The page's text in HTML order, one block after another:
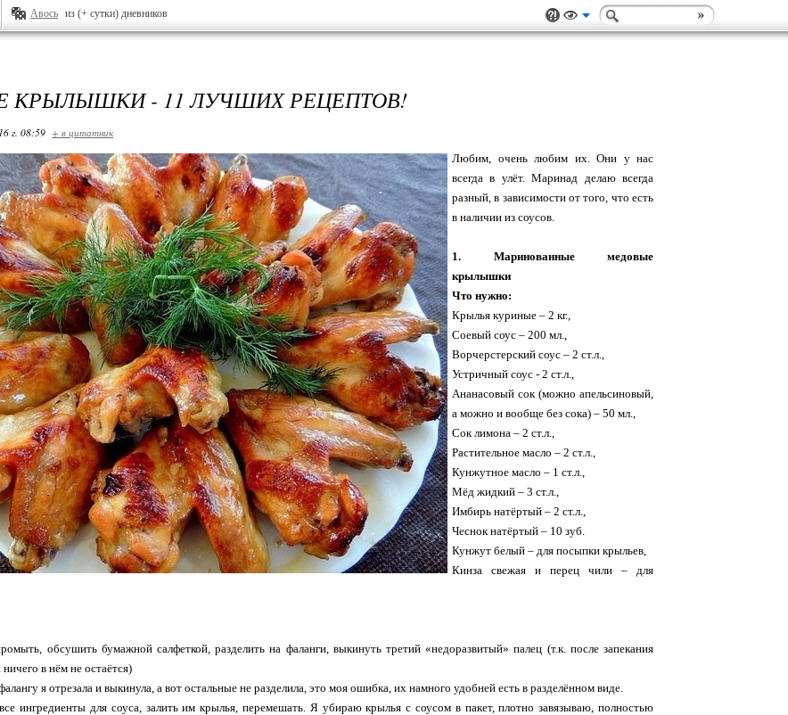
Авось из (+ сутки) дневников
КРЫЛЫШКИ - 11 ЛУЧШИХ РЕЦЕПТОВ!
г. 08:59 + в цитатник
Любим, очень любим их. Они у нас
всегда в улёт. Маринад делаю всегда
разный, в зависимости от того, что есть
в наличии из соусов.
1. Маринованные медовые
крылышки
Что нужно:
Крылья куриные – 2 кг.,
Соевый соус – 200 мл.,
Ворчерстерский соус – 2 ст.л.,
Устричный соус - 2 ст.л.,
Ананасовый сок (можно апельсиновый,
а можно и вообще без сока) – 50 мл.,
Сок лимона – 2 ст.л.,
Растительное масло – 2 ст.л.,
Кунжутное масло – 1 ст.л.,
Мёд жидкий – 3 ст.л.,
Имбирь натёртый – 2 ст.л.,
Чеснок натёртый – 10 зуб.
Кунжут белый – для посыпки крыльев,
Кинза свежая и перец чили – для
обсушить бумажной салфеткой, разделить на фаланги, выкинуть третий «недоразвитый» палец (т.к. после запекания
в нём не остаётся)
я отрезала и выкинула, а вот остальные не разделила, это моя ошибка, их намного удобней есть в разделённом виде.
ингредиенты для соуса, залить им крылья, перемешать. Я убираю крылья с соусом в пакет, плотно завязываю, полностью